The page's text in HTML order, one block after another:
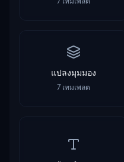
แปลงมุมมอง
7 เทมเพลต